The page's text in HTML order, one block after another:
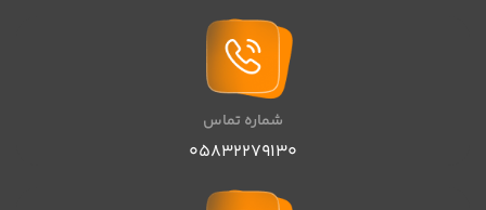
شماره تماس
05832279130